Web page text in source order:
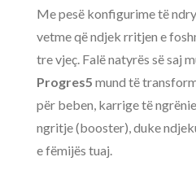
Me pesë konfigurime të
vetme që ndjek rritjen e
tre vjeç. Falë natyrës së saj
Progres5 mund të
për beben, karrige të
ngritje (booster), duke
e fëmijës tuaj.